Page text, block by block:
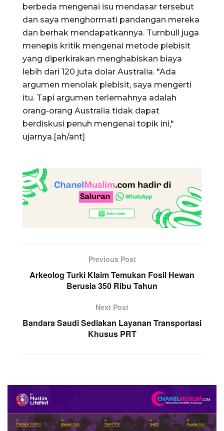
berbeda mengenai isu mendasar tersebut
dan saya menghormati pandangan mereka
dan berhak mendapatkannya. Turnbull juga
menepis kritik mengenai metode plebisit
yang diperkirakan menghabiskan biaya
lebih dari 120 juta dolar Australia. "Ada
argumen menolak plebisit, saya mengerti
itu. Tapi argumen terlemahnya adalah
orang-orang Australia tidak dapat
berdiskusi penuh mengenai topik ini,"
ujarnya.[ah/ant]
Previous Post
Arkeolog Turki Klaim Temukan Fosil Hewan
Berusia 350 Ribu Tahun
Next Post
Bandara Saudi Sediakan Layanan Transportasi
Khusus PRT